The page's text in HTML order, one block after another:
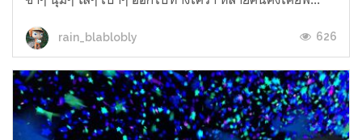
rain_blablobly 626